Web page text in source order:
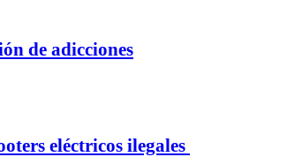
de adicciones
eléctricos ilegales